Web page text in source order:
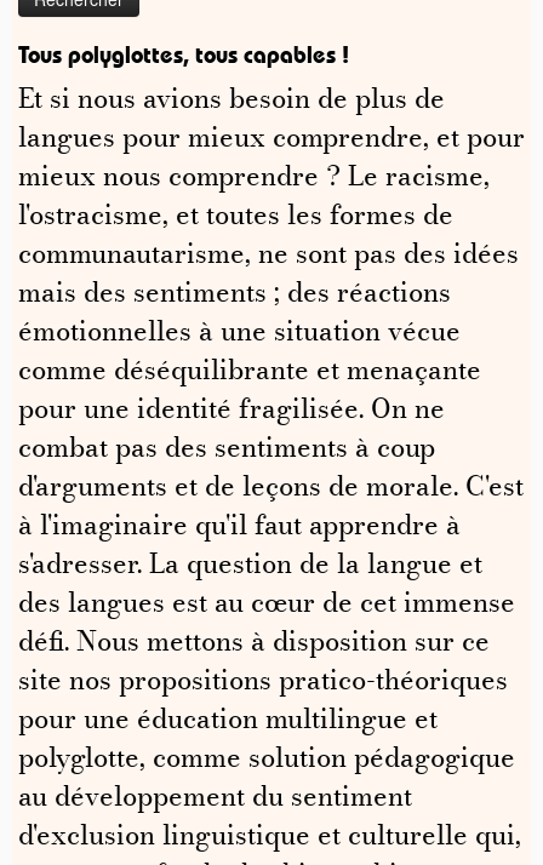
Tous polyglottes, tous capables !
Et si nous avions besoin de plus de
langues pour mieux comprendre, et pour
mieux nous comprendre ? Le racisme,
l'ostracisme, et toutes les formes de
communautarisme, ne sont pas des idées
mais des sentiments ; des réactions
émotionnelles à une situation vécue
comme déséquilibrante et menaçante
pour une identité fragilisée. On ne
combat pas des sentiments à coup
d'arguments et de leçons de morale. C'est
à l'imaginaire qu'il faut apprendre à
s'adresser. La question de la langue et
des langues est au cœur de cet immense
défi. Nous mettons à disposition sur ce
site nos propositions pratico-théoriques
pour une éducation multilingue et
polyglotte, comme solution pédagogique
au développement du sentiment
d'exclusion linguistique et culturelle qui,